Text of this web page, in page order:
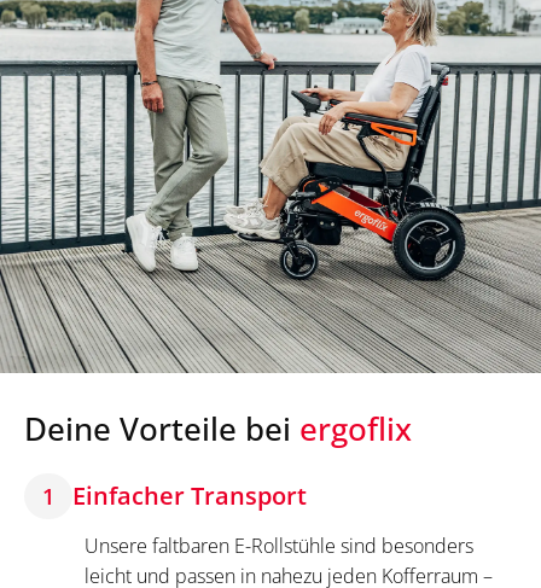
Deine Vorteile bei ergoflix
1 Einfacher Transport
Unsere faltbaren E-Rollstühle sind besonders
leicht und passen in nahezu jeden Kofferraum –